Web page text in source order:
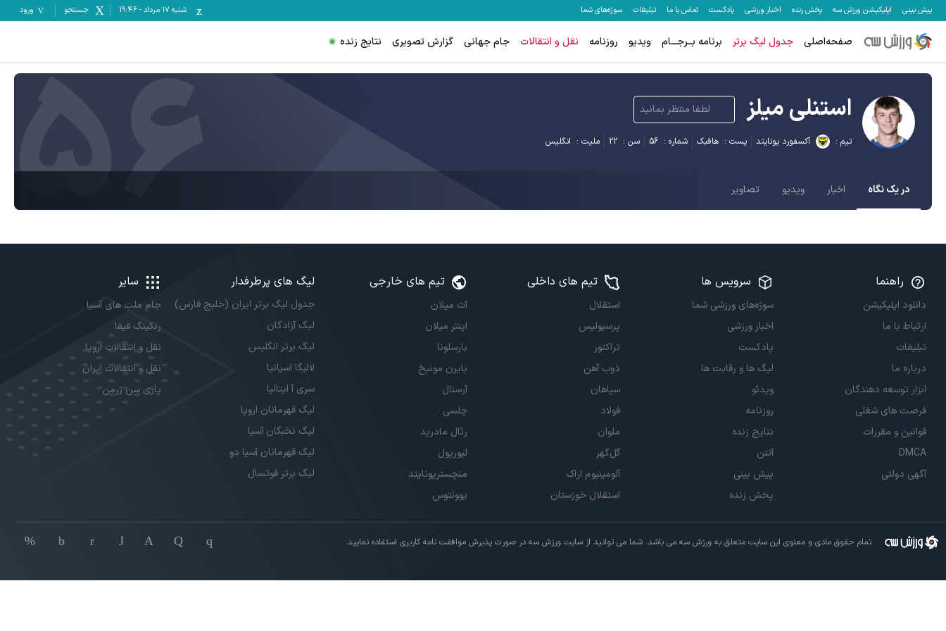
پیش بینی اپلیکیشن ورزش سه پخش زنده اخبار ورزشی پادکست تماس با ما تبلیغات سوژه‌های شما شنبه ۱۷ مرداد -
19:46 جستجو ورود
صفحه‌اصلی جدول لیگ برتر برنامه بــرجـــام ویدیو روزنامه نقل و انتقالات جام جهانی گزارش تصویری نتایج زنده
استنلی میلز لطفا منتظر بمانید
تیم : آکسفورد یونایتد پست : هافبک شماره : 56 سن : 22 ملیت : انگلیس 56 در یک نگاه اخبار ویدیو تصاویر
راهنما
دانلود اپلیکیشن
ارتباط با ما
تبلیغات
درباره ما
ابزار توسعه دهندگان
فرصت های شغلی
قوانین و مقررات
DMCA
آگهی دولتی
سرویس ها
سوژه‌های ورزشی شما
اخبار ورزشی
پادکست
لیگ ها و رقابت ها
ویدئو
روزنامه
نتایج زنده
آنتن
پیش بینی
پخش زنده
تیم های داخلی
استقلال
پرسپولیس
تراکتور
ذوب آهن
سپاهان
فولاد
ملوان
گل‌گهر
آلومینیوم اراک
استقلال خوزستان
تیم های خارجی
آث میلان
اینتر میلان
بارسلونا
بایرن مونیخ
آرسنال
چلسی
رئال مادرید
لیورپول
منچستریونایتد
یوونتوس
لیگ های پرطرفدار
جدول لیگ برتر ایران (خلیج فارس)
لیگ آزادگان
لیگ برتر انگلیس
لالیگا اسپانیا
سری آ ایتالیا
لیگ قهرمانان اروپا
لیگ نخبگان آسیا
لیگ قهرمانان آسیا دو
لیگ برتر فوتسال
سایر
جام ملت های آسیا
رنکینگ فیفا
نقل و انتقالات اروپا
نقل و انتقالات ایران
پاری سن ژرمن
تمام حقوق مادی و معنوی این سایت متعلق به ورزش سه می باشد. شما می توانید از سایت ورزش سه در صورت پذیرش موافقت نامه کاربری استفاده نمایید.